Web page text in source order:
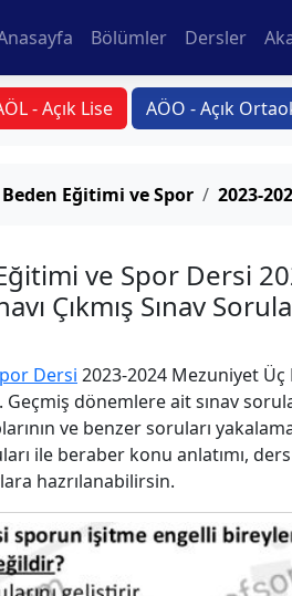
Bölümler Dersler
- Açık Lise AÖO - Açık
Eğitimi ve Spor 2023-
ve Spor Dersi
Çıkmış Sınav
Dersi 2023-2024 Mezuniyet Üç
Geçmiş dönemlere ait sınav
ve benzer soruları
ile beraber konu anlatımı,
hazrılanabilirsin.